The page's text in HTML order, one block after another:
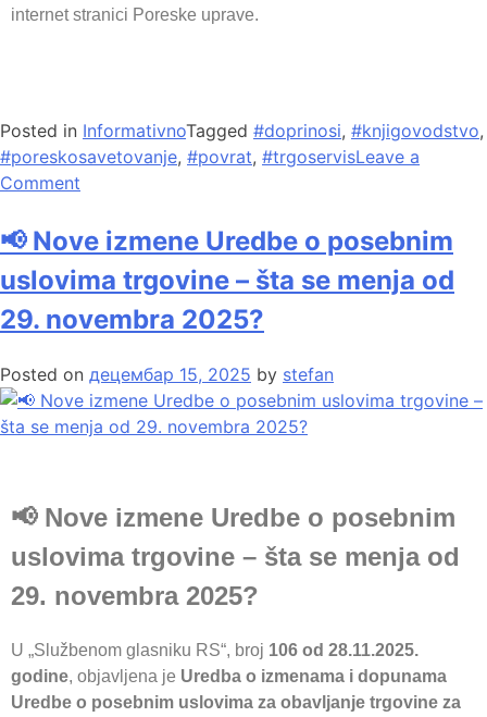
internet stranici Poreske uprave.
Posted in InformativnoTagged #doprinosi, #knjigovodstvo,
#poreskosavetovanje, #povrat, #trgoservisLeave a
Comment
📢 Nove izmene Uredbe o posebnim
uslovima trgovine – šta se menja od
29. novembra 2025?
Posted on децембар 15, 2025 by stefan
📢 Nove izmene Uredbe o posebnim
uslovima trgovine – šta se menja od
29. novembra 2025?
U „Službenom glasniku RS“, broj 106 od 28.11.2025.
godine, objavljena je Uredba o izmenama i dopunama
Uredbe o posebnim uslovima za obavljanje trgovine za